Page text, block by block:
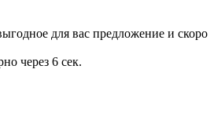
для вас предложение и скоро
через 6 сек.